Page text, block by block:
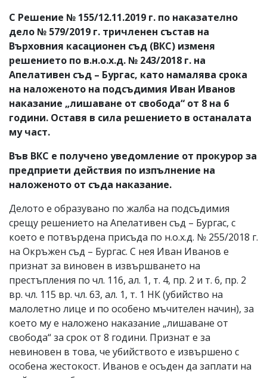
С Решение № 155/12.11.2019 г. по наказателно
дело № 579/2019 г. тричленен състав на
Върховния касационен съд (ВКС) изменя
решението по в.н.о.х.д. № 243/2018 г. на
Апелативен съд – Бургас, като намалява срока
на наложеното на подсъдимия Иван Иванов
наказание „лишаване от свобода“ от 8 на 6
години. Оставя в сила решението в останалата
му част.
Във ВКС е получено уведомление от прокурор за
предприети действия по изпълнение на
наложеното от съда наказание.
Делото е образувано по жалба на подсъдимия
срещу решението на Апелативен съд – Бургас, с
което е потвърдена присъда по н.о.х.д. № 255/2018 г.
на Окръжен съд – Бургас. С нея Иван Иванов е
признат за виновен в извършването на
престъпления по чл. 116, ал. 1, т. 4, пр. 2 и т. 6, пр. 2
вр. чл. 115 вр. чл. 63, ал. 1, т. 1 НК (убийство на
малолетно лице и по особено мъчителен начин), за
което му е наложено наказание „лишаване от
свобода“ за срок от 8 години. Признат е за
невиновен в това, че убийството е извършено с
особена жестокост. Иванов е осъден да заплати на